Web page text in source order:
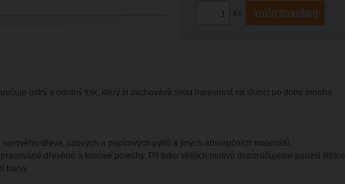
ks
ostrý a odolný tisk, který si zachovává svou barevnost na slunci po dobu mnoha
dřeva, jutových a papírových pytlů a jiných absorpčních materiálů.
dřevěné a kovové povrchy. Při tisku větších motivů doporučujeme použití štětce
barvy.